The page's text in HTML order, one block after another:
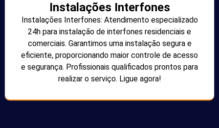
Instalações Interfones
Instalações Interfones: Atendimento especializado
24h para instalação de interfones residenciais e
comerciais. Garantimos uma instalação segura e
eficiente, proporcionando maior controle de acesso
e segurança. Profissionais qualificados prontos para
realizar o serviço. Ligue agora!